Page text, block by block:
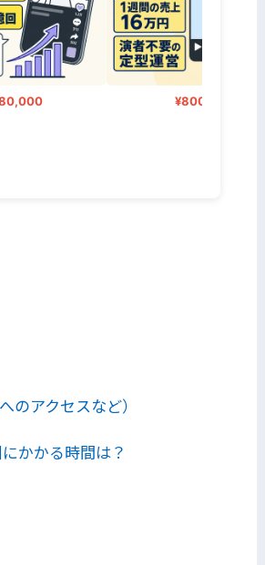
¥800,000
アクセスなど）
かかる時間は？